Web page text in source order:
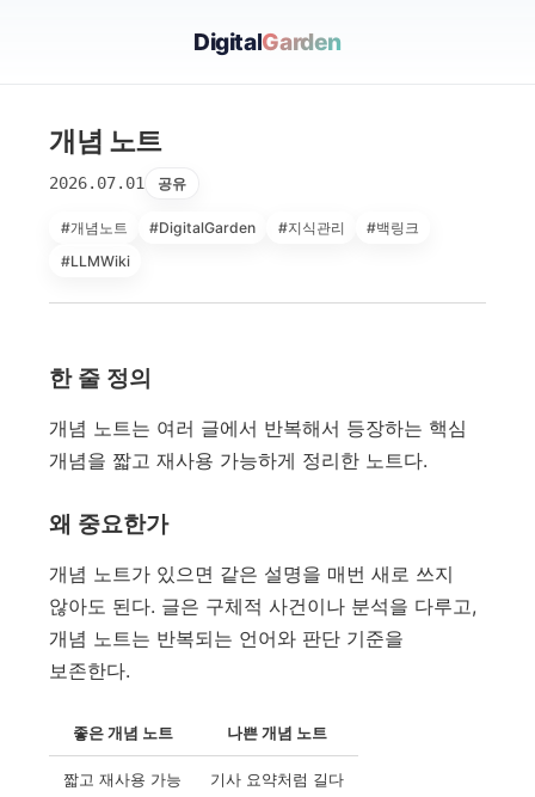
DigitalGarden
개념 노트
2026.07.01 공유
#개념노트 #DigitalGarden #지식관리
#백링크
#LLMWiki
한 줄 정의
개념 노트는 여러 글에서 반복해서 등장하는 핵심
개념을 짧고 재사용 가능하게 정리한 노트다.
왜 중요한가
개념 노트가 있으면 같은 설명을 매번 새로 쓰지
않아도 된다. 글은 구체적 사건이나 분석을 다루고,
개념 노트는 반복되는 언어와 판단 기준을
보존한다.
좋은 개념 노트 나쁜 개념 노트
짧고 재사용 가능 기사 요약처럼 길다